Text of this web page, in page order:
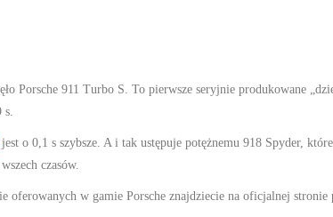
Porsche 911 Turbo S. To pierwsze seryjnie produkowane
o 0,1 s szybsze. A i tak ustępuje potężnemu 918 Spyder,
czasów.
oferowanych w gamie Porsche znajdziecie na oficjalnej stronie